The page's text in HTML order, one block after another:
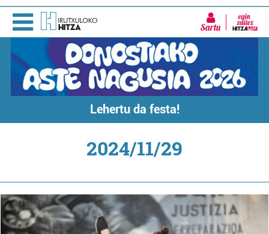
Sartu
Lehertu da festa!
2024/11/29